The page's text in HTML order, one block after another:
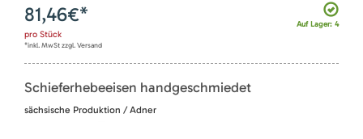
Auf Lager: 4
81,46€*
pro Stück
*inkl. MwSt zzgl. Versand
Schieferhebeeisen handgeschmiedet
sächsische Produktion / Adner